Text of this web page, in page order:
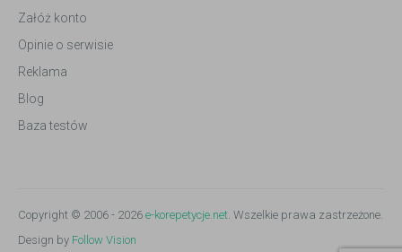
Załóż konto
Opinie o serwisie
Reklama
Blog
Baza testów
Copyright © 2006 - 2026 e-korepetycje.net . Wszelkie prawa zastrzeżone.
Design by Follow Vision